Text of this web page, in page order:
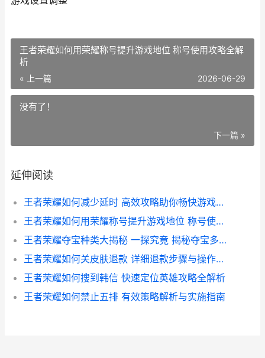
王者荣耀如何用荣耀称号提升游戏地位 称号使用攻略全解
析
« 上一篇 2026-06-29
没有了！
下一篇 »
延伸阅读
王者荣耀如何减少延时 高效攻略助你畅快游戏体验
王者荣耀如何用荣耀称号提升游戏地位 称号使用攻略全解析
王者荣耀夺宝种类大揭秘 一探究竟 揭秘夺宝多少种玩法
王者荣耀如何关皮肤退款 详细退款步骤与操作指南
王者荣耀如何搜到韩信 快速定位英雄攻略全解析
王者荣耀如何禁止五排 有效策略解析与实施指南